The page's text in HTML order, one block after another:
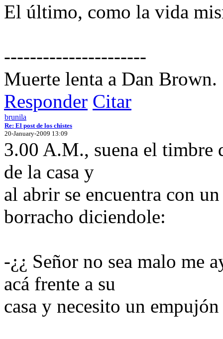
El último, como la vida
----------------------
Muerte lenta a Dan Brown.
Responder Citar
brunila
Re: El post de los chistes
20-January-2009 13:09
3.00 A.M., suena el timbre
de la casa y
al abrir se encuentra con
borracho diciendole:
-¿¿ Señor no sea malo me
acá frente a su
casa y necesito un